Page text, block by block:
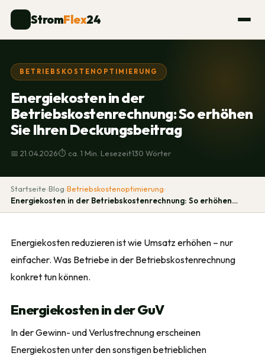
StromFlex24
BETRIEBSKOSTENOPTIMIERUNG
Energiekosten in der
Betriebskostenrechnung: So erhöhen
Sie Ihren Deckungsbeitrag
📅 21.04.2026·⏱ ca. 1 Min. Lesezeit·130 Wörter
Startseite›Blog›Betriebskostenoptimierung›
Energiekosten in der Betriebskostenrechnung: So erhöhen…
Energiekosten reduzieren ist wie Umsatz erhöhen – nur
einfacher. Was Betriebe in der Betriebskostenrechnung
konkret tun können.
Energiekosten in der GuV
In der Gewinn- und Verlustrechnung erscheinen
Energiekosten unter den sonstigen betrieblichen